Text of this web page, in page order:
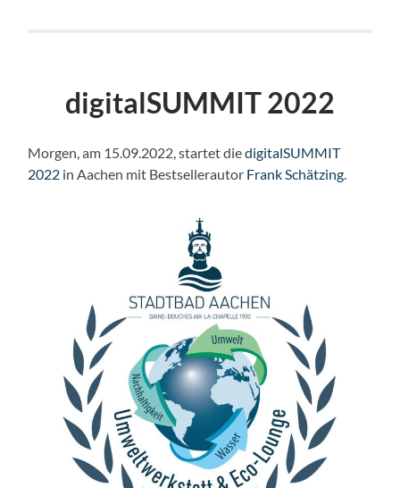
digitalSUMMIT 2022
Morgen, am 15.09.2022, startet diedigitalSUMMIT
2022 in Aachen mit Bestsellerautor Frank Schätzing.